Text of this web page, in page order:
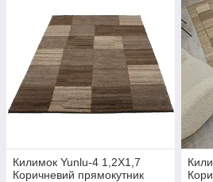
Килимок Yunlu-4 1,2Х1,7
Коричневий прямокутник